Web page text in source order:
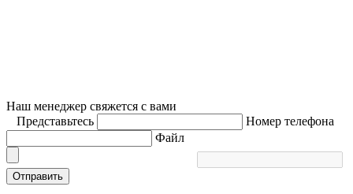
Наш менеджер свяжется с вами
Представьтесь
Номер телефона
Файл
Отправить